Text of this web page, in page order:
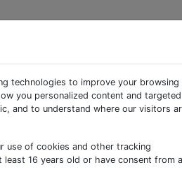
sezioni di un tema WordPress.
tipo di codice appartiene a un
su questo argomento,
technologies to improve your browsing
you personalized content and targeted
and to understand where our visitors
use of cookies and other tracking
16 years old or have consent from a